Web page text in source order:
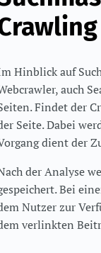
Hinblick auf
auch
Findet der
Seite. Dabei
dient der
der Analyse
Bei
Nutzer zur
verlinkten